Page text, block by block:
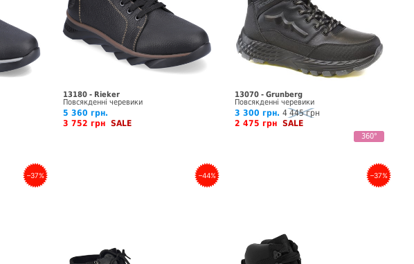
13180 - Rieker
Повсякденні черевики
5 360 грн.
3 752 грн SALE
13070 - Grunberg
Повсякденні черевики
3 300 грн. 4 445 грн
2 475 грн SALE
360°
–37% –44% –37%